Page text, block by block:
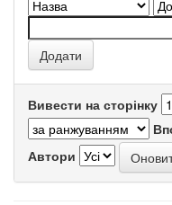
Вивести на сторінку
Автори